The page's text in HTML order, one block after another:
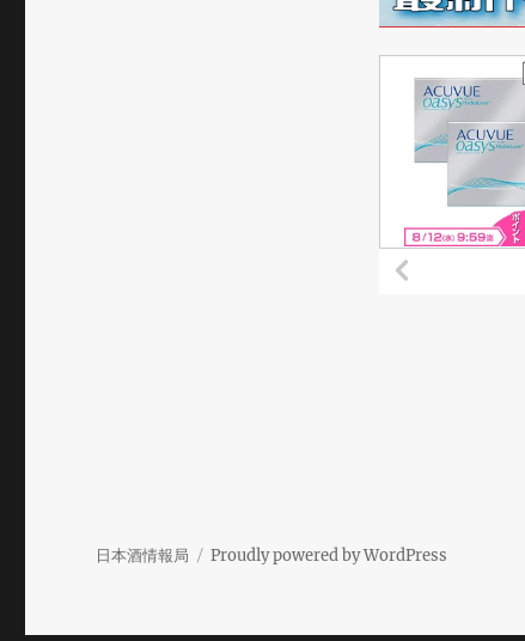
日本酒情報局 Proudly powered by WordPress